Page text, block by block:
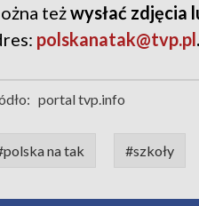
teżwysłać zdjęcia
polskanatak@tvp.pl.
portal tvp.info
na tak #szkoły